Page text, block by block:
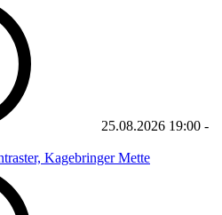
25.08.2026 19:00 -
Kagebringer Mette